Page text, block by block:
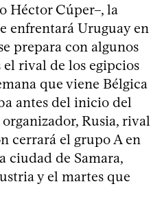
Héctor Cúper–, la
enfrentará Uruguay en
prepara con algunos
rival de los egipcios
que viene Bélgica
antes del inicio del
Rusia, rival
cerrará el grupo A en
ciudad de Samara,
y el martes que